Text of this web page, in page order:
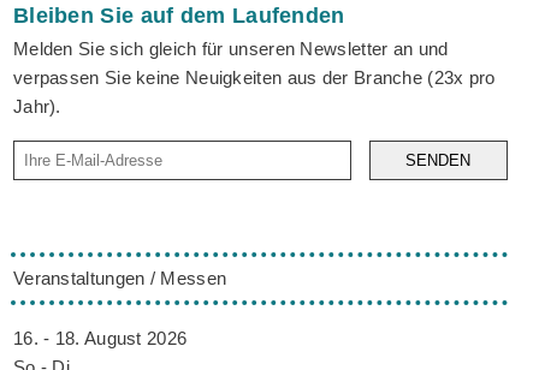
Bleiben Sie auf dem Laufenden
Melden Sie sich gleich für unseren Newsletter an und
verpassen Sie keine Neuigkeiten aus der Branche (23x pro
Jahr).
SENDEN
Veranstaltungen / Messen
16. - 18. August 2026